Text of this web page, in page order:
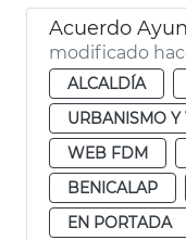
modificado
ALCALDÍA
URBANISMO
WEB FDM
BENICALAP
EN PORTADA